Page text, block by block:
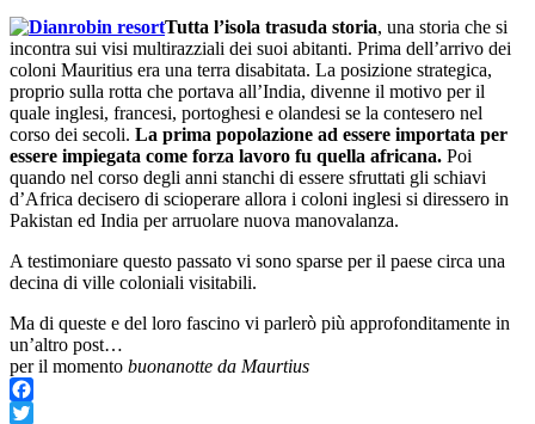
Tutta l’isola trasuda storia, una storia che si
incontra sui visi multirazziali dei suoi abitanti. Prima dell’arrivo dei
coloni Mauritius era una terra disabitata. La posizione strategica,
proprio sulla rotta che portava all’India, divenne il motivo per il
quale inglesi, francesi, portoghesi e olandesi se la contesero nel
corso dei secoli. La prima popolazione ad essere importata per
essere impiegata come forza lavoro fu quella africana. Poi
quando nel corso degli anni stanchi di essere sfruttati gli schiavi
d’Africa decisero di scioperare allora i coloni inglesi si diressero in
Pakistan ed India per arruolare nuova manovalanza.
A testimoniare questo passato vi sono sparse per il paese circa una
decina di ville coloniali visitabili.
Ma di queste e del loro fascino vi parlerò più approfonditamente in
un’altro post…
per il momento buonanotte da Maurtius
Facebook